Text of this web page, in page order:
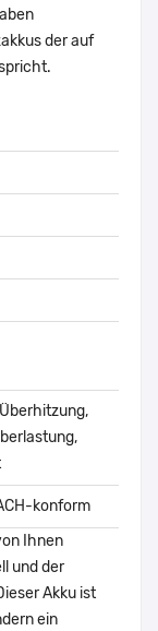
der auf
konform
Ihnen
und der
Akku ist
ein